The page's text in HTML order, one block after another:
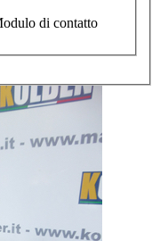
di contatto